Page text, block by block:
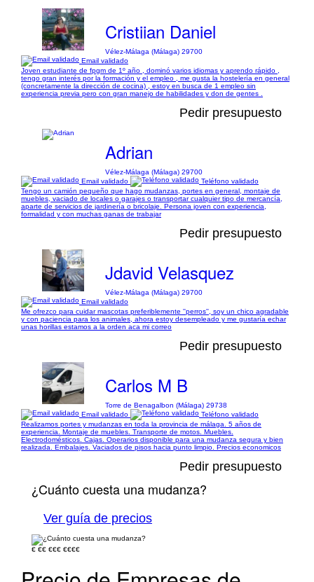
Cristiian Daniel
Vélez-Málaga (Málaga) 29700
Email validado
Joven estudiante de fpgm de 1º año , dominó varios idiomas y aprendo rápido ,
tengo gran interés por la formación y el empleo , me gusta la hostelería en general
(concretamente la dirección de cocina) , estoy en busca de 1 empleo sin
experiencia previa pero con gran manejo de habilidades y don de gentes .
Pedir presupuesto
Adrian
Vélez-Málaga (Málaga) 29700
Email validado
Teléfono validado
Tengo un camión pequeño que hago mudanzas, portes en general, montaje de
muebles, vaciado de locales o garajes o transportar cualquier tipo de mercancía,
aparte de servicios de jardinería o bricolaje. Persona joven con experiencia,
formalidad y con muchas ganas de trabajar
Pedir presupuesto
Jdavid Velasquez
Vélez-Málaga (Málaga) 29700
Email validado
Me ofrezco para cuidar mascotas preferiblemente ''perros'', soy un chico agradable
y con paciencia para los animales, ahora estoy desempleado y me gustaría echar
unas horillas estamos a la orden aca mi correo
Pedir presupuesto
Carlos M B
Torre de Benagalbon (Málaga) 29738
Email validado
Teléfono validado
Realizamos portes y mudanzas en toda la provincia de málaga. 5 años de
experiencia. Montaje de muebles. Transporte de motos. Muebles.
Electrodomésticos. Cajas. Operarios disponible para una mudanza segura y bien
realizada. Embalajes. Vaciados de pisos hacia punto limpio. Precios economicos
Pedir presupuesto
¿Cuánto cuesta una mudanza?
Ver guía de precios
€ €€ €€€ €€€€